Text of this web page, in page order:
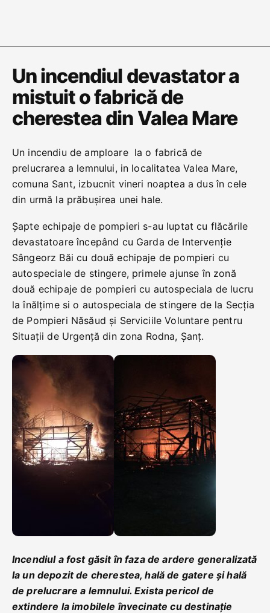
Un incendiul devastator a
mistuit o fabrică de
cherestea din Valea Mare
Un incendiu de amploare la o fabrică de
prelucrarea a lemnului, in localitatea Valea Mare,
comuna Sant, izbucnit vineri noaptea a dus în cele
din urmă la prăbușirea unei hale.
Șapte echipaje de pompieri s-au luptat cu flăcările
devastatoare începând cu Garda de Intervenție
Sângeorz Băi cu două echipaje de pompieri cu
autospeciale de stingere, primele ajunse în zonă
două echipaje de pompieri cu autospeciala de lucru
la înălțime si o autospeciala de stingere de la Secția
de Pompieri Năsăud și Serviciile Voluntare pentru
Situații de Urgență din zona Rodna, Șanț.
Incendiul a fost găsit în faza de ardere generalizată
la un depozit de cherestea, hală de gatere și hală
de prelucrare a lemnului. Exista pericol de
extindere la imobilele învecinate cu destinație